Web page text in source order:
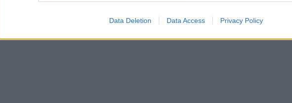
Data Deletion Data Access Privacy Policy